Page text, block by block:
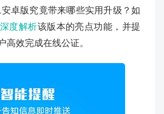
安卓版究竟带来哪些实用升级？如
深度解析该版本的亮点功能，并提
高效完成在线公证。